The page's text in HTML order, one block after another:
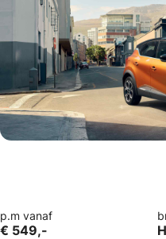
p.m vanaf
€ 549,-